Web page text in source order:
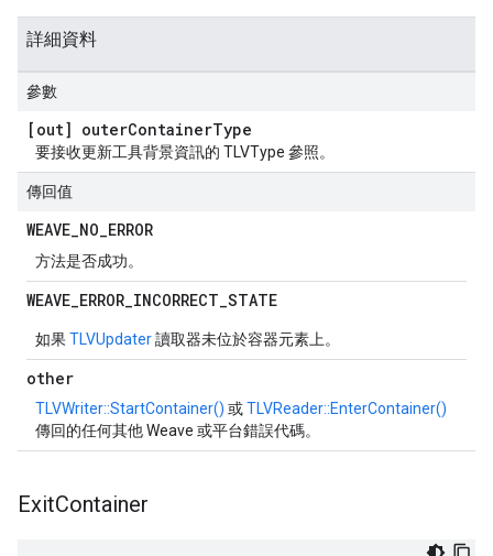
詳細資料
參數
[out] outerContainerType
要接收更新工具背景資訊的 TLVType 參照。
傳回值
WEAVE_NO_ERROR
方法是否成功。
WEAVE_ERROR_INCORRECT_STATE
如果TLVUpdater讀取器未位於容器元素上。
other
TLVWriter::StartContainer() 或TLVReader::EnterContainer()
傳回的任何其他 Weave 或平台錯誤代碼。
ExitContainer